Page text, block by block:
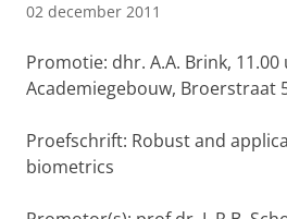
02 december 2011
Promotie: dhr. A.A. Brink, 11.00
Academiegebouw, Broerstraat
Proefschrift: Robust and
biometrics